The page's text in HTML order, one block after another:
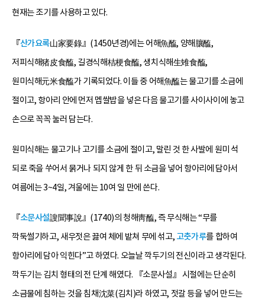
현재는 조기를 사용하고 있다.
『산가요록山家要錄』(1450년경)에는 어해魚醢, 양해䑋醢,
저피식해猪皮食醢, 길경식해桔梗食醢, 생치식해生雉食醢,
원미식해元米食醢가 기록되었다. 이들 중 어해魚醢는 물고기를 소금에
절이고, 항아리 안에 먼저 멥쌀밥을 넣은 다음 물고기를 사이사이에 놓고
손으로 꼭꼭 눌러 담는다.
원미식해는 물고기나 고기를 소금에 절이고, 말린 것 한 사발에 원미 석
되로 죽을 쑤어서 묽거나 되지 않게 한 뒤 소금을 넣어 항아리에 담아서
여름에는 3~4일, 겨울에는 10여 일 만에 쓴다.
『소문사설謏聞事說』(1740)의 청해靑醢, 즉 무식해는 “무를
깍둑썰기하고, 새우젓은 끓여 체에 밭쳐 무에 섞고, 고춧가루를 합하여
항아리에 담아 익힌다”고 하였다. 오늘날 깍두기의 전신이라고 생각된다.
깍두기는 김치 형태의 전 단계 해였다. 『소문사설』 시절에는 단순히
소금물에 침하는 것을 침채沈菜(김치)라 하였고, 젓갈 등을 넣어 만드는